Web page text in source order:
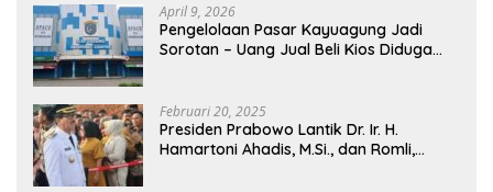
April 9, 2026
Pengelolaan Pasar Kayuagung Jadi
Sorotan – Uang Jual Beli Kios Diduga
Februari 20, 2025
Presiden Prabowo Lantik Dr. Ir. H.
Hamartoni Ahadis, M.Si., dan Romli,